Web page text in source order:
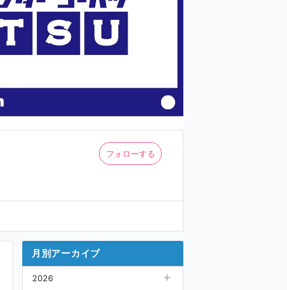
フォローする
月別アーカイブ
2026